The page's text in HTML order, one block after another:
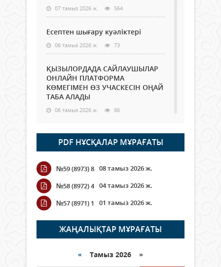
07 тамыз 2026 ж. 564
Есептен шығару куәліктері
06 тамыз 2026 ж. 73
ҚЫЗЫЛОРДАДА САЙЛАУШЫЛАР
ОНЛАЙН ПЛАТФОРМА
КӨМЕГІМЕН ӨЗ УЧАСКЕСІН ОҢАЙ
ТАБА АЛАДЫ
06 тамыз 2026 ж. 86
Open Air: Қызылорда облысы
полиция департаменті 20
мыңнан астам көрерменнің
қауіпсіздігін қамтамасыз етті
06 тамыз 2026 ж.
Wi-Fi ҚАБЫРҒА АРҚЫЛЫ ҚАЛАЙ
ӨТЕДІ?
06 тамыз 2026 ж. 264
граждане Казахстана,
PDF НҰСҚАЛАР МҰРАҒАТЫ
№59 (8973) 8 08 тамыз 2026 ж.
№58 (8972) 4 04 тамыз 2026 ж.
№57 (8971) 1
01 тамыз 2026 ж.
ЖАҢАЛЫҚТАР МҰРАҒАТЫ
« Тамыз 2026 »